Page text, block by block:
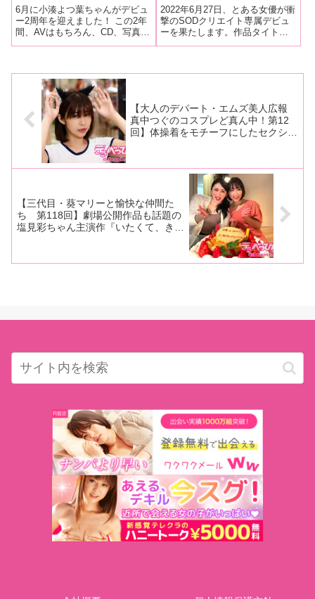
いまではAV界を代表する
スーパースターに成長！
「アソコの入口が感じるよ
うになりました」【前編】
6月に小湊よつ葉ちゃんがデビュ
ー2周年を迎えました！ この2年
間、AVはもちろん、CD、写真
集、ライブなど、多方面で大活
りたかったデート作品を撮影。
以前からやってみたかったとい
うリクエ
ー！】「……無理やりされ
る系が好きです（笑）。で
も、そういうイメージで固
定されるのではなくて、違
いきたいんです」後編
2022年6月27日、とある女優が衝
撃のSODクリエイト専属デビュ
ーを果たします。作品タイトル
は『小湊よつ葉 AV DEBUT』。
して高い人気を誇り、芸能生活
【大人のデパート・エムズ美人広報
真中つぐのコスプレど真ん中！第12
回】体操着をモチーフにしたセクシー
【三代目・葵マリーと愉快な仲間た
ち 第118回】劇場公開作品も話題の
塩見彩ちゃん主演作『いたくて、きも